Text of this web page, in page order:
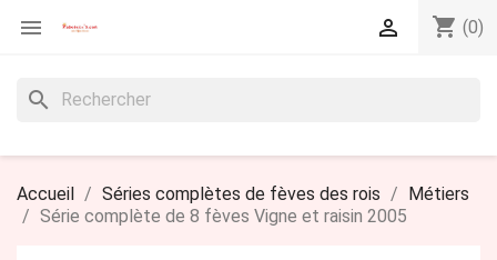
 shopping_cart (0)

search
Accueil Séries complètes de fèves des rois
Métiers
Série complète de 8 fèves Vigne et raisin 2005